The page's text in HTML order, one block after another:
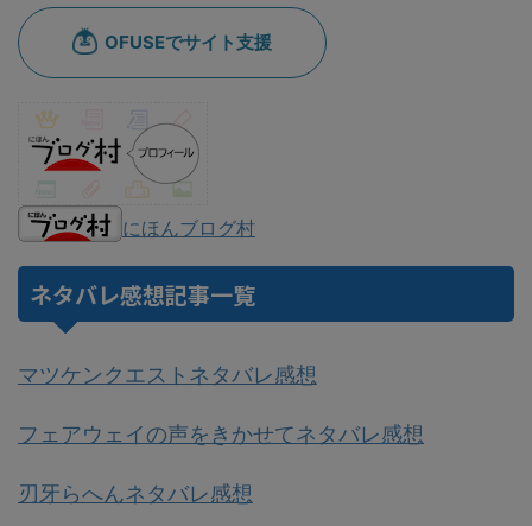
にほんブログ村
ネタバレ感想記事一覧
マツケンクエストネタバレ感想
フェアウェイの声をきかせてネタバレ感想
刃牙らへんネタバレ感想